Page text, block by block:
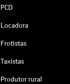
PCD
Locadora
Frotistas
Taxistas
Produtor rural